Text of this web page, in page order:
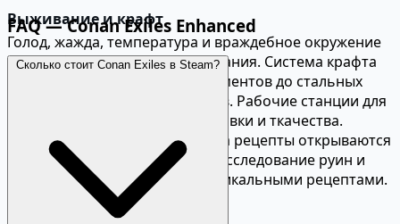
Выживание и крафт
Голод, жажда, температура и враждебное окружение
— стандартные вызовы выживания. Система крафта
обширна: от каменных инструментов до стальных
мечей и магических предметов. Рабочие станции для
кузнечного дела, алхимии, готовки и ткачества.
Ресурсы добываются из мира, а рецепты открываются
через систему очков знаний. Исследование руин и
подземелий вознаграждает уникальными рецептами.
Строительство
FAQ — Conan Exiles Enhanced
Сколько стоит Conan Exiles в Steam?